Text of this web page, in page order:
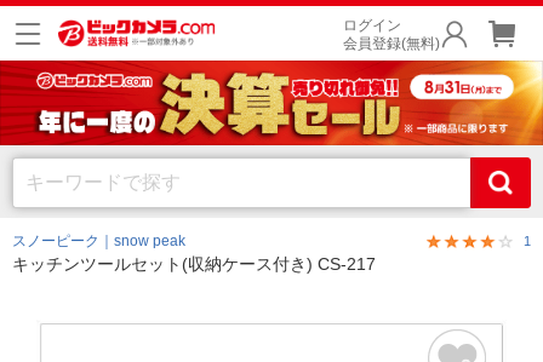
ログイン
会員登録(無料)
スノーピーク｜snow peak 1
キッチンツールセット(収納ケース付き) CS-217